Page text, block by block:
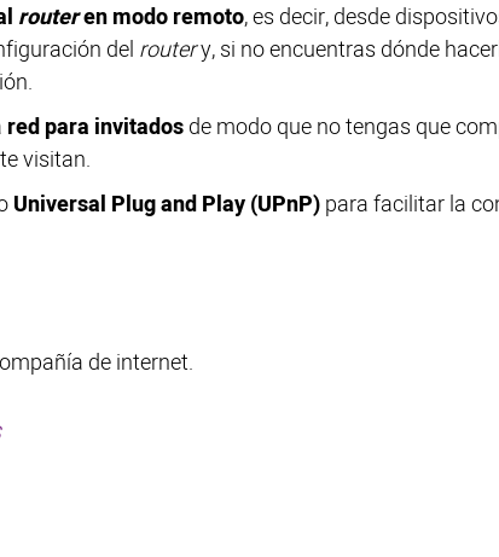
routeren modo remoto, es decir, desde
del routery, si no encuentras dónde
red para invitadosde modo que no tengas que
visitan.
Universal Plug and Play (UPnP)para facilitar la
de internet.